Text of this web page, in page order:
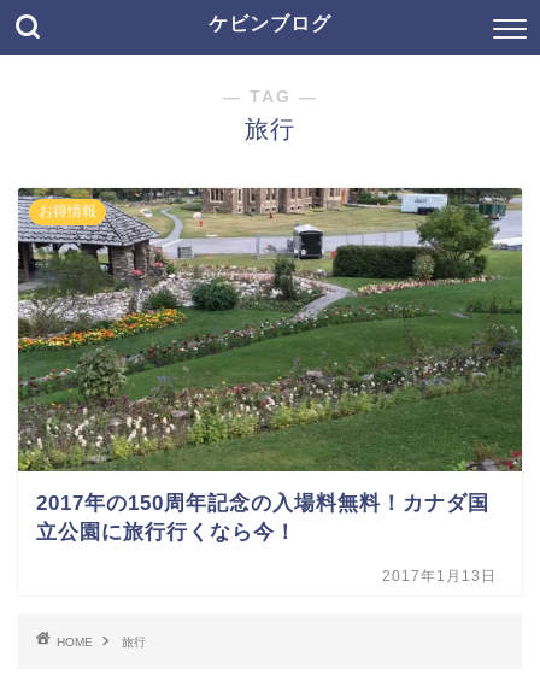
ケビンブログ
― TAG ―
旅行
お得情報
2017年の150周年記念の入場料無料！カナダ国
立公園に旅行行くなら今！
2017年1月13日
HOME 旅行